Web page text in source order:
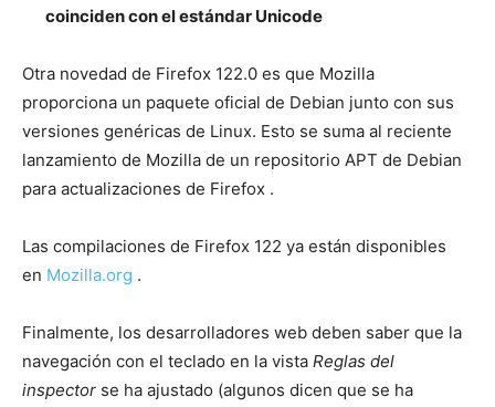
coinciden con el estándar Unicode
Otra novedad de Firefox 122.0 es que Mozilla
proporciona un paquete oficial de Debian junto con sus
versiones genéricas de Linux. Esto se suma al reciente
lanzamiento de Mozilla de un repositorio APT de Debian
para actualizaciones de Firefox .
Las compilaciones de Firefox 122 ya están disponibles
en Mozilla.org .
Finalmente, los desarrolladores web deben saber que la
navegación con el teclado en la vista Reglas del
inspector se ha ajustado (algunos dicen que se ha